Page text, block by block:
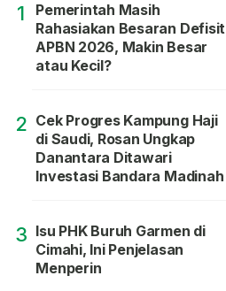
1
Pemerintah Masih
Rahasiakan Besaran Defisit
APBN 2026, Makin Besar
atau Kecil?
2 Cek Progres Kampung Haji
di Saudi, Rosan Ungkap
Danantara Ditawari
Investasi Bandara Madinah
3 Isu PHK Buruh Garmen di
Cimahi, Ini Penjelasan
Menperin